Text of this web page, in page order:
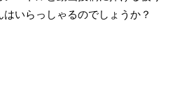
いらっしゃるのでしょうか？